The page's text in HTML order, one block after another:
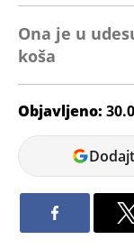
Ona je u
koša
Objavljeno:
Dejan
Katalina